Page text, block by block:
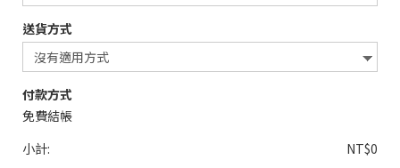
送貨方式
付款方式
免費結帳
小計:
NT$0